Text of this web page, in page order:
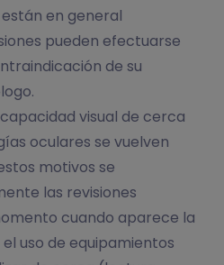
en general
pueden efectuarse
de su
visual de cerca
oculares se vuelven
motivos se
las revisiones
cuando aparece la
uso de equipamientos